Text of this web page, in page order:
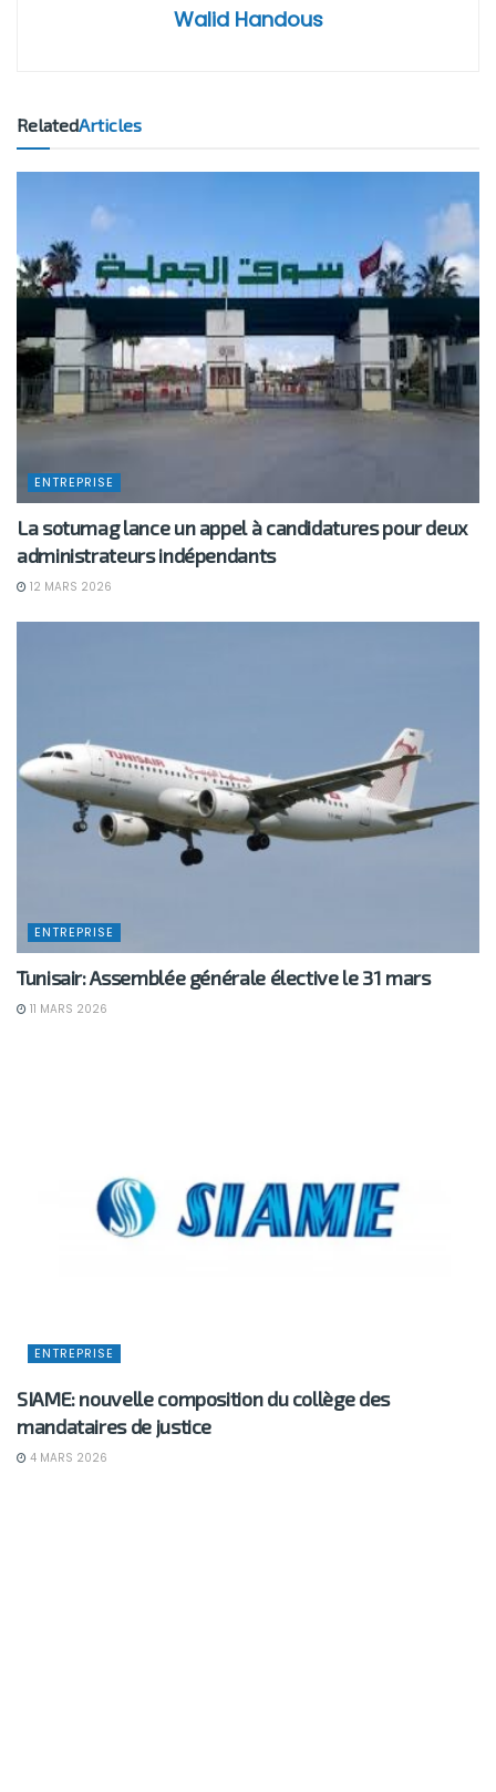
Walid Handous
RelatedArticles
ENTREPRISE
La sotumag lance un appel à candidatures pour deux
administrateurs indépendants
12 MARS 2026
ENTREPRISE
Tunisair: Assemblée générale élective le 31 mars
11 MARS 2026
ENTREPRISE
SIAME: nouvelle composition du collège des
mandataires de justice
4 MARS 2026